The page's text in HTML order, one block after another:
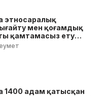
этносаралық
мен қоғамдық
қамтамасыз ету
кеңес өтті
1400 адам қатысқан